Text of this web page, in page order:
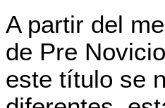
A partir del
de Pre
este título se